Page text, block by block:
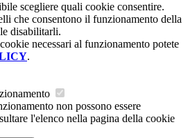
scegliere quali cookie consentire.
che consentono il funzionamento della
disabilitarli.
necessari al funzionamento potete
.
non possono essere
l'elenco nella pagina della cookie